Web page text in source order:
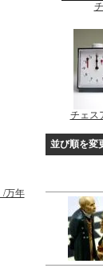
/万年
チェス
並び順を変